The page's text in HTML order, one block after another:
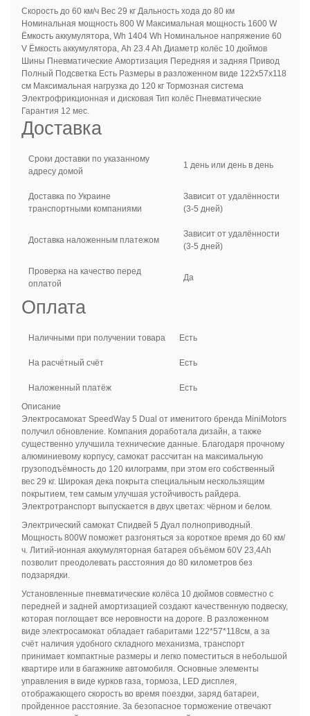
Скорость до 60 км/ч Вес 29 кг Дальность хода до 80 км
Номинальная мощность 800 W Максимальная мощность 1600 W
Ёмкость аккумулятора, Wh 1404 Wh Номинальное напряжение 60
V Ёмкость аккумулятора, Ah 23.4 Ah Диаметр колёс 10 дюймов
Шины Пневматические Амортизация Передняя и задняя Привод
Полный Подсветка Есть Размеры в разложенном виде 122х57х118
см Максимальная нагрузка до 120 кг Тормозная система
Электрофрикционная и дисковая Тип колёс Пневматические
Гарантия 12 мес.
Доставка
Сроки доставки по указанному
адресу домой
1 день или день в день
Доставка по Украине
транспортными компаниями
Зависит от удалённости
(3-5 дней)
Доставка наложенным платежом
Зависит от удалённости
(3-5 дней)
Проверка на качество перед
оплатой
Да
Оплата
Наличными при получении товара Есть
На расчётный счёт Есть
Наложенный платёж
Есть
Описание
Электросамокат SpeedWay 5 Dual от именитого бренда MiniMotors
получил обновление. Компания доработала дизайн, а также
существенно улучшила технические данные. Благодаря прочному
алюминиевому корпусу, самокат рассчитан на максимальную
грузоподъёмность до 120 килограмм, при этом его собственный
вес 29 кг. Широкая дека покрыта специальным нескользящим
покрытием, тем самым улучшая устойчивость райдера.
Электротранспорт выпускается в двух цветах: чёрном и белом.
Электрический самокат Спидвей 5 Дуал полноприводный.
Мощность 800W поможет разгоняться за короткое время до 60 км/
ч. Литий-ионная аккумуляторная батарея объёмом 60V 23,4Ah
позволит преодолевать расстояния до 80 километров без
подзарядки.
Установленные пневматические колёса 10 дюймов совместно с
передней и задней амортизацией создают качественную подвеску,
которая поглощает все неровности на дороге. В разложенном
виде электросамокат обладает габаритами 122*57*118см, а за
счёт наличия удобного складного механизма, транспорт
принимает компактные размеры и легко поместиться в небольшой
квартире или в багажнике автомобиля. Основные элементы
управления в виде курков газа, тормоза, LED дисплея,
отображающего скорость во время поездки, заряд батареи,
пройденное расстояние. За безопасное торможение отвечают